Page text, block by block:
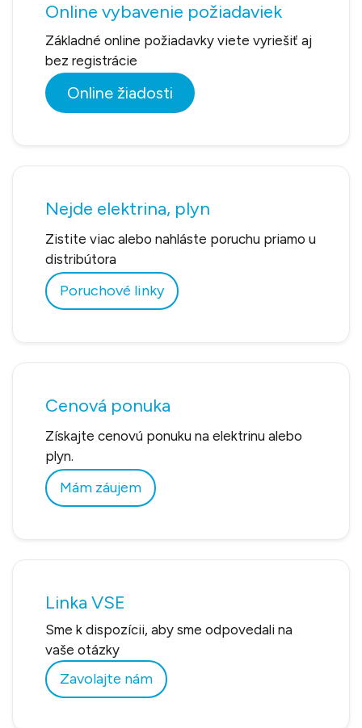
Online vybavenie požiadaviek
Základné online požiadavky viete vyriešiť aj
bez registrácie
Online žiadosti
Nejde elektrina, plyn
Zistite viac alebo nahláste poruchu priamo u
distribútora
Poruchové linky
Cenová ponuka
Získajte cenovú ponuku na elektrinu alebo
plyn.
Mám záujem
Linka VSE
Sme k dispozícii, aby sme odpovedali na
vaše otázky
Zavolajte nám